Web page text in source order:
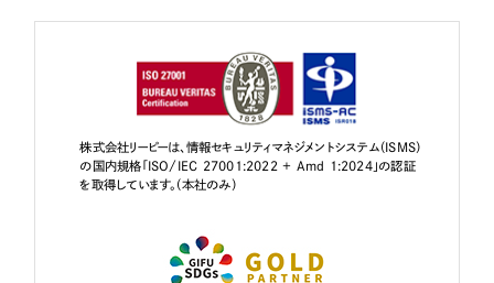
株式会社リーピーは、情報セキュリティマネジメントシステム（ISMS）
の国内規格「ISO/IEC 27001:2022 + Amd 1:2024」の認証
を取得しています。（本社のみ）